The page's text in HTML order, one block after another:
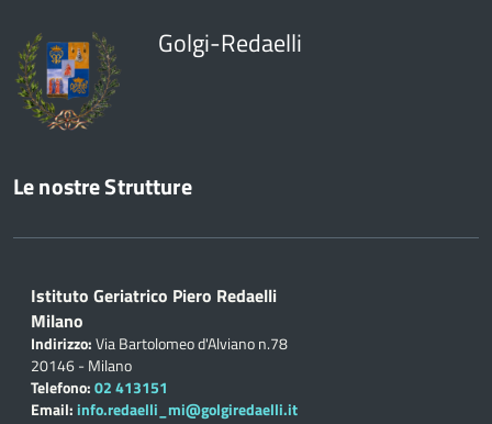
Golgi-Redaelli
Le nostre Strutture
Istituto Geriatrico Piero Redaelli
Milano
Indirizzo:Via Bartolomeo d'Alviano n.78
20146 - Milano
Telefono:02 413151
Email: info.redaelli_mi@golgiredaelli.it